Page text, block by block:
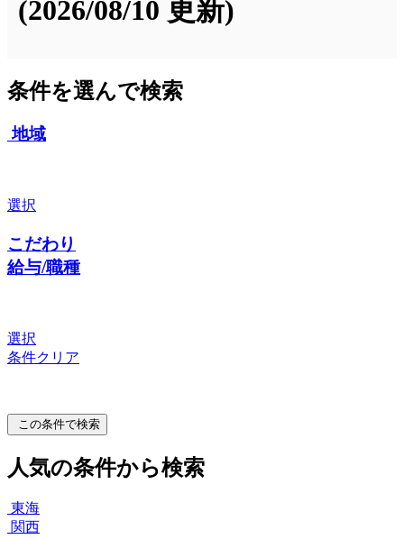
(2026/08/10 更新)
条件を選んで検索
地域
選択
こだわり
給与/職種
選択
条件クリア
この条件で検索
人気の条件から検索
東海
関西